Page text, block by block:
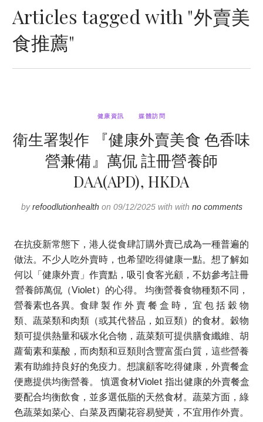
Articles tagged with "外賣美
食推薦"
健康資訊 媒體訪問
衛生署製作 『健康外賣美食 色香味
營兼備』萬侃 註冊營養師
DAA(APD), HKDA
byrefoodlutionhealth on 09/12/2025 with with no comments
在抗疫新常態下，港人從食肆訂購外賣已成為一種普遍的
做法。不少人吃外賣時，也希望吃得健康一點。想了解如
何以「健康外賣」作賣點，吸引食客光顧，不妨參考註冊
營養師萬侃（Violet）的心得。 均衡營養食物種類不同，
營養素也各異。食肆 製 作 外 賣 餐 盒 時， 宜 包 括 穀 物
類、蔬菜類和肉類（或其代替品，如豆類）的食材。穀物
類可提供熱量和碳水化合物，蔬菜類可提供膳食纖維、胡
蘿蔔素和葉酸，而肉類和豆類則含豐富蛋白質，這些營養
素有助維持良好的免疫力。想讓顧客吃得健康，外賣餐盒
便應提供均衡營養。 慎選食材Violet 指出健康的外賣餐盒
要配合均衡飲食，並多選低脂的天然食材。蔬菜方面，綠
色蔬菜如菜心、白菜及西蘭花容易變黃，不宜用作外賣。